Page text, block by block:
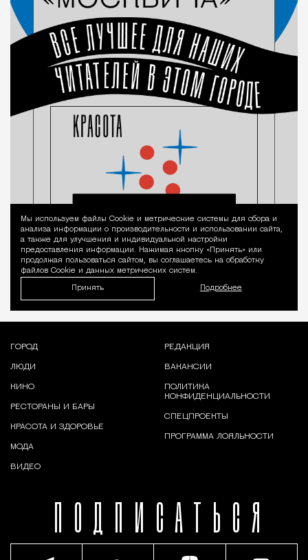
Уведомление
Мы используем файлы Сookie и метрические системы для сбора и
анализа информации о производительности и использовании сайта,
а также для улучшения и индивидуальной настройки
предоставления информации. Нажимая кнопку «Принять» или
продолжая пользоваться сайтом, вы соглашаетесь на обработку
файлов Cookie и данных метрических систем.
Принять Подробнее
ПОДПИСАТЬСЯ
ГОРОД
ЛЮДИ
КИНО
РЕСТОРАНЫ И БАРЫ
КРАСОТА И ЗДОРОВЬЕ
МОДА
ВИДЕО
РЕДАКЦИЯ
ВАКАНСИИ
ПОЛИТИКА
КОНФИДЕНЦИАЛЬНОСТИ
СПЕЦПРОЕКТЫ
ПРОГРАММА ЛОЯЛЬНОСТИ